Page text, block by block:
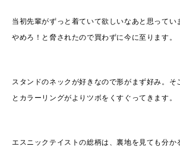
当初先輩がずっと着ていて欲しいなあと思ってい
やめろ！と脅されたので買わずに今に至ります。
スタンドのネックが好きなので形がまず好み。そ
とカラーリングがよりツボをくすぐってきます。
エスニックテイストの総柄は、裏地を見ても分か